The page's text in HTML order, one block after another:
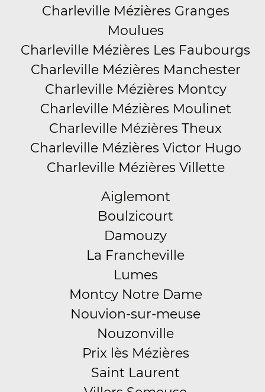
Charleville Mézières Granges
Moulues
Charleville Mézières Les Faubourgs
Charleville Mézières Manchester
Charleville Mézières Montcy
Charleville Mézières Moulinet
Charleville Mézières Theux
Charleville Mézières Victor Hugo
Charleville Mézières Villette
Aiglemont
Boulzicourt
Damouzy
La Francheville
Lumes
Montcy Notre Dame
Nouvion-sur-meuse
Nouzonville
Prix lès Mézières
Saint Laurent